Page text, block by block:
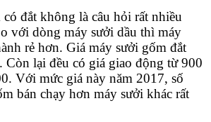
đắt không là câu hỏi rất nhiều
với dòng máy sưởi dầu thì máy
rẻ hơn. Giá máy sưởi gốm đắt
Còn lại đều có giá giao động từ 900
Với mức giá này năm 2017, số
bán chạy hơn máy sưởi khác rất